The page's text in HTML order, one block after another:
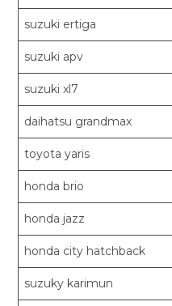
suzuki ertiga
suzuki apv
suzuki xl7
daihatsu grandmax
toyota yaris
honda brio
honda jazz
honda city hatchback
suzuky karimun